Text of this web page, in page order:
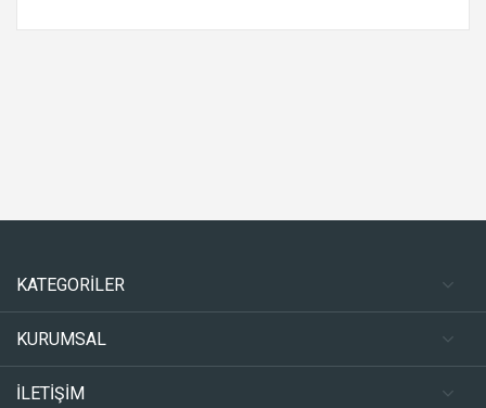
KATEGORİLER
KURUMSAL
İLETİŞİM